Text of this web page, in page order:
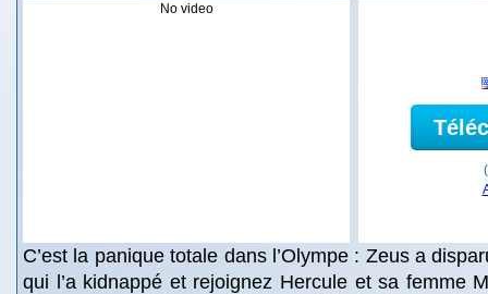
No video
C’est la panique totale dans l’Olympe : Zeus a
qui l’a kidnappé et rejoignez Hercule et sa femme